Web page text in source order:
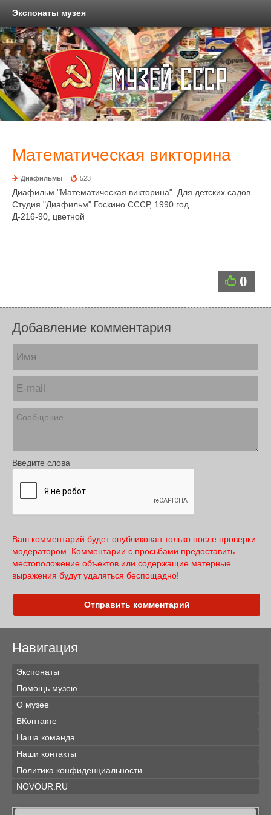
Экспонаты музея
Математическая викторина
Диафильмы 523
Диафильм "Математическая викторина". Для детских садов
Студия "Диафильм" Госкино СССР, 1990 год.
Д-216-90, цветной
0
Добавление комментария
Введите слова
Ваш комментарий будет опубликован только после проверки
модератором. Комментарии с просьбами предоставить
местоположение объектов или содержащие матерные
выражения будут удаляться беспощадно!
Отправить комментарий
Навигация
Экспонаты
Помощь музею
О музее
ВКонтакте
Наша команда
Наши контакты
Политика конфиденциальности
NOVOUR.RU